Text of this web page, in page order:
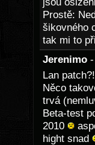
Prostě:
šikovného
tak mi to
Jerenimo
Lan
Něco
trvá
Beta-test
2010
hight snad